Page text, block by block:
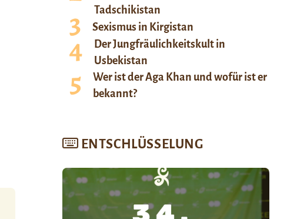
Tadschikistan
Sexismus in Kirgistan
Der Jungfräulichkeitskult in
Usbekistan
Wer ist der Aga Khan und wofür ist er
bekannt?
ENTSCHLÜSSELUNG